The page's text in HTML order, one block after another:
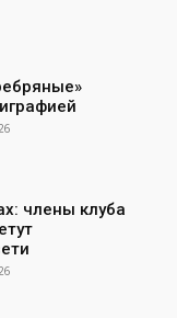
члены клуба